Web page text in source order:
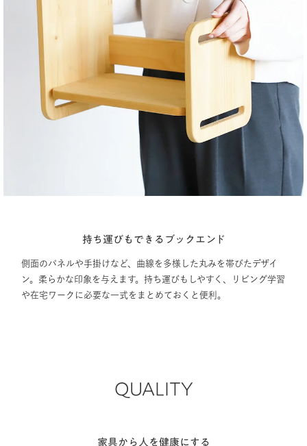
持ち運びもできるブックエンド
側面のパネルや手掛けなど、曲線を多様した丸みを帯びたデザイ
ン。柔らかな印象を与えます。持ち運びもしやすく、リビング学習
や在宅ワークに必要な一式をまとめておくと便利。
QUALITY
家具から人を健康にする